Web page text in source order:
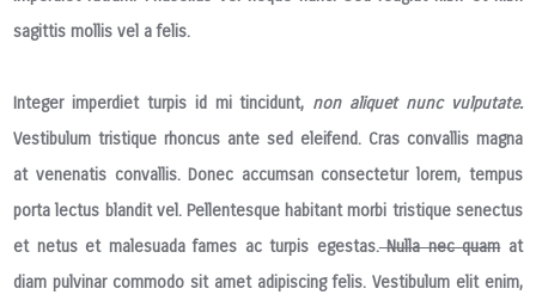
sagittis mollis vel a felis.
Integer imperdiet turpis id mi tincidunt, non aliquet nunc vulputate.
Vestibulum tristique rhoncus ante sed eleifend. Cras convallis magna
at venenatis convallis. Donec accumsan consectetur lorem, tempus
porta lectus blandit vel. Pellentesque habitant morbi tristique senectus
et netus et malesuada fames ac turpis egestas.Nulla nec quamat
diam pulvinar commodo sit amet adipiscing felis. Vestibulum elit enim,